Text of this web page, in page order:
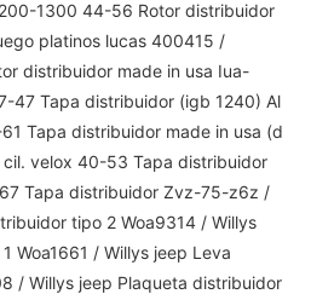
1300 44-56 Rotor distribuidor
platinos lucas 400415 /
distribuidor made in usa Iua-
47 Tapa distribuidor (igb 1240) Al
Tapa distribuidor made in usa (d
velox 40-53 Tapa distribuidor
Tapa distribuidor Zvz-75-z6z /
tipo 2 Woa9314 / Willys
Woa1661 / Willys jeep Leva
/ Willys jeep Plaqueta distribuidor